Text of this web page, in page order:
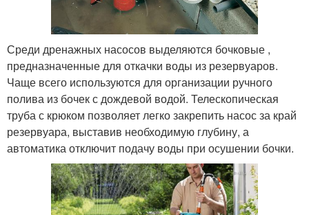
Среди дренажных насосов выделяются бочковые ,
предназначенные для откачки воды из резервуаров.
Чаще всего используются для организации ручного
полива из бочек с дождевой водой. Телескопическая
труба с крюком позволяет легко закрепить насос за край
резервуара, выставив необходимую глубину, а
автоматика отключит подачу воды при осушении бочки.